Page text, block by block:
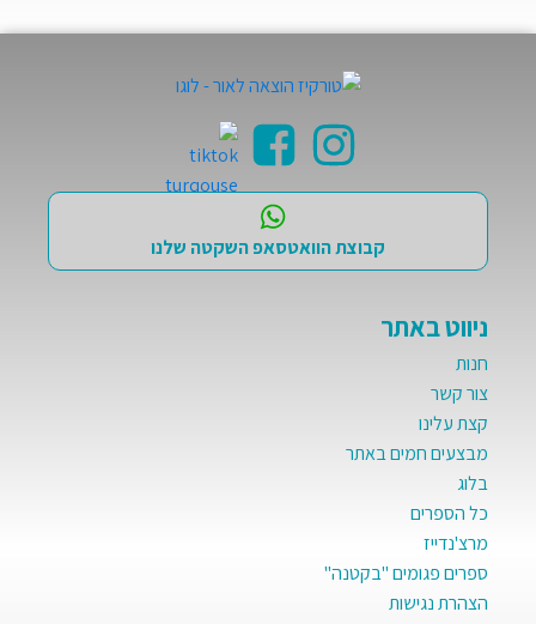
קבוצת הוואטסאפ השקטה שלנו
ניווט באתר
חנות
צור קשר
קצת עלינו
מבצעים חמים באתר
בלוג
כל הספרים
מרצ'נדייז
ספרים פגומים "בקטנה"
הצהרת נגישות